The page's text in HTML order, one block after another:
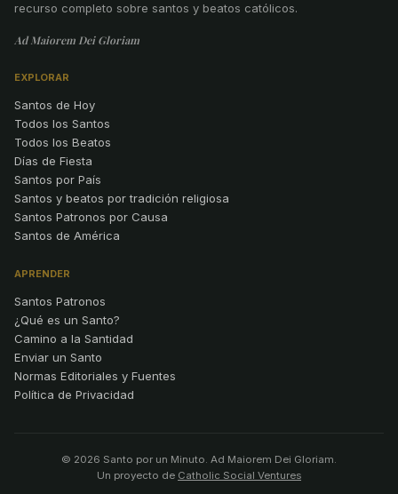
recurso completo sobre santos y beatos católicos.
Ad Maiorem Dei Gloriam
EXPLORAR
Santos de Hoy
Todos los Santos
Todos los Beatos
Días de Fiesta
Santos por País
Santos y beatos por tradición religiosa
Santos Patronos por Causa
Santos de América
APRENDER
Santos Patronos
¿Qué es un Santo?
Camino a la Santidad
Enviar un Santo
Normas Editoriales y Fuentes
Política de Privacidad
© 2026 Santo por un Minuto. Ad Maiorem Dei Gloriam.
Un proyecto de Catholic Social Ventures